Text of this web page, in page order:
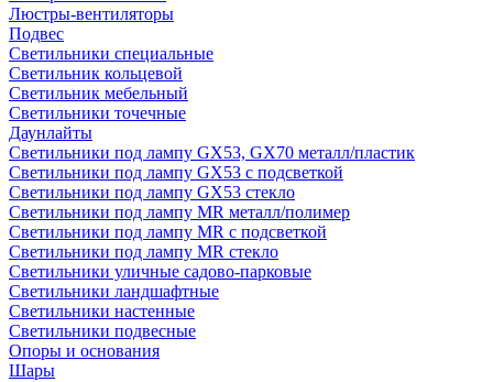
Люстры-вентиляторы
Подвес
Светильники специальные
Светильник кольцевой
Светильник мебельный
Светильники точечные
Даунлайты
Светильники под лампу GX53, GX70 металл/пластик
Светильники под лампу GX53 с подсветкой
Светильники под лампу GX53 стекло
Светильники под лампу MR металл/полимер
Светильники под лампу MR с подсветкой
Светильники под лампу MR стекло
Светильники уличные садово-парковые
Светильники ландшафтные
Светильники настенные
Светильники подвесные
Опоры и основания
Шары